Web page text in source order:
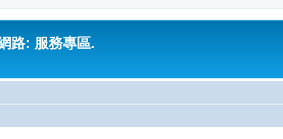
路: 服務專區.